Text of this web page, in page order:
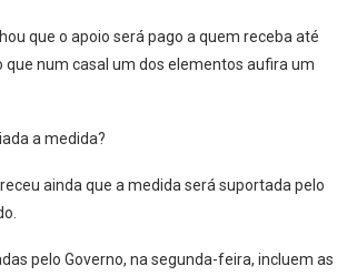
que o apoio será pago a quem receba até
que num casal um dos elementos aufira um
a medida?
ainda que a medida será suportada pelo
pelo Governo, na segunda-feira, incluem as